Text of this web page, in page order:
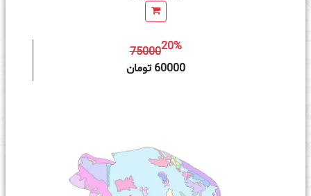
7500020%
60000 تومان